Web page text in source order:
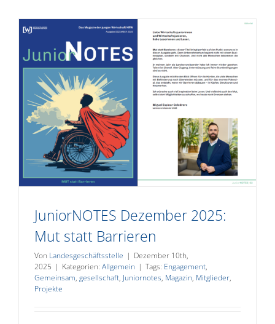
JuniorNOTES Dezember 2025:
Mut statt Barrieren
Von Landesgeschäftsstelle | Dezember 10th,
2025 | Kategorien: Allgemein | Tags: Engagement,
Gemeinsam, gesellschaft, Juniornotes, Magazin, Mitglieder,
Projekte